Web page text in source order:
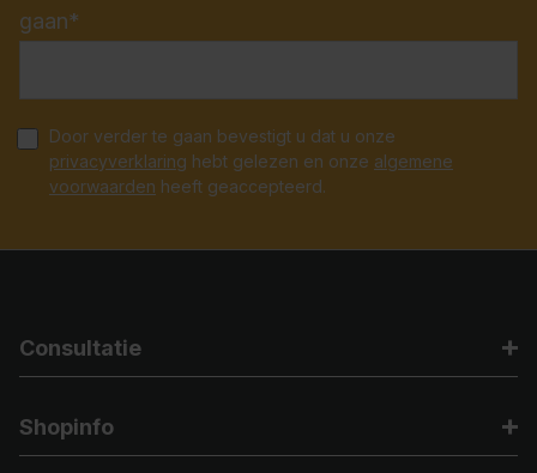
gaan*
Door verder te gaan bevestigt u dat u onze
privacyverklaring hebt gelezen en onze algemene
voorwaarden heeft geaccepteerd.
Consultatie
Shopinfo